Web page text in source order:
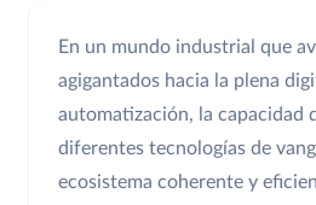
En un mundo industrial que
agigantados hacia la plena
automatización, la capacidad
diferentes tecnologías de
ecosistema coherente y